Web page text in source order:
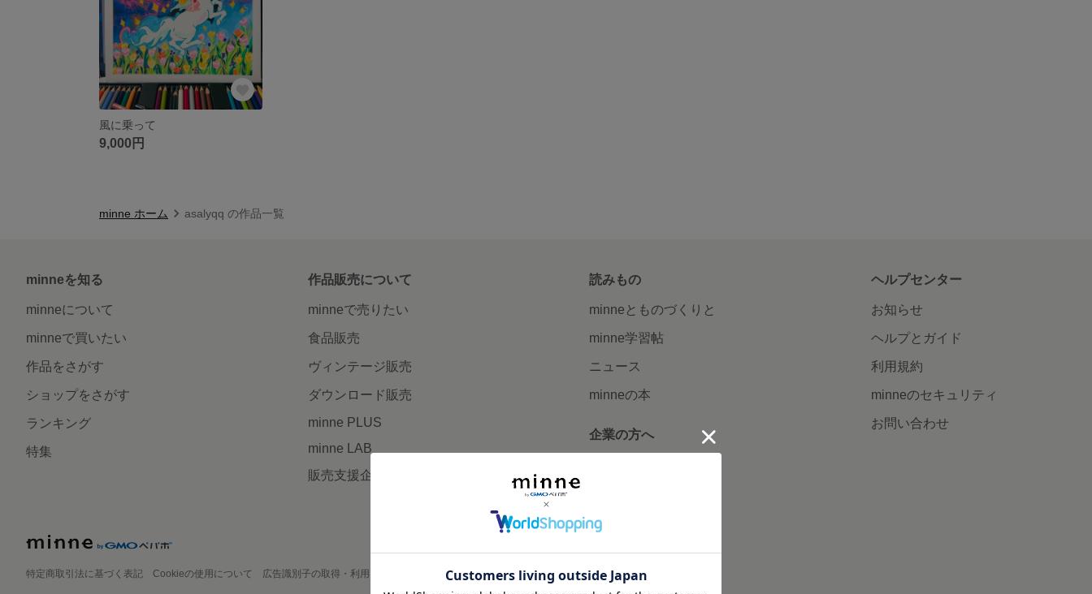
風に乗って
9,000円
minne ホーム asalyqq の作品一覧
minneを知る
minneについて
minneで買いたい
作品をさがす
ショップをさがす
ランキング
特集
作品販売について
minneで売りたい
食品販売
ヴィンテージ販売
ダウンロード販売
minne PLUS
minne LAB
販売支援企画・イベント
読みもの
minneとものづくりと
minne学習帖
ニュース
minneの本
企業の方へ
ヘルプセンター
お知らせ
ヘルプとガイド
利用規約
minneのセキュリティ
お問い合わせ
特定商取引法に基づく表記 Cookieの使用について 広告識別子の取得・利用 プライバシーポリシー 会社概要 採用情報 メディアキット